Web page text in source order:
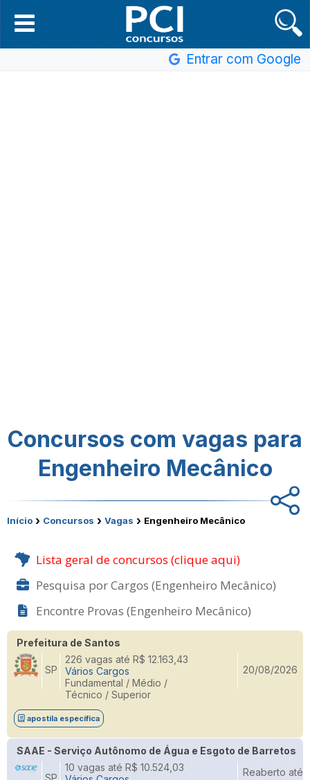
Entrar com Google
Concursos com vagas para
Engenheiro Mecânico
Início › Concursos › Vagas › Engenheiro Mecânico
Lista geral de concursos (clique aqui)
Pesquisa por Cargos (Engenheiro Mecânico)
Encontre Provas (Engenheiro Mecânico)
Prefeitura de Santos
SP
226 vagas até R$ 12.163,43
Vários Cargos
Fundamental / Médio /
Técnico / Superior
20/08/2026
apostila específica
SAAE - Serviço Autônomo de Água e Esgoto de Barretos
SP
10 vagas até R$ 10.524,03
Reaberto até